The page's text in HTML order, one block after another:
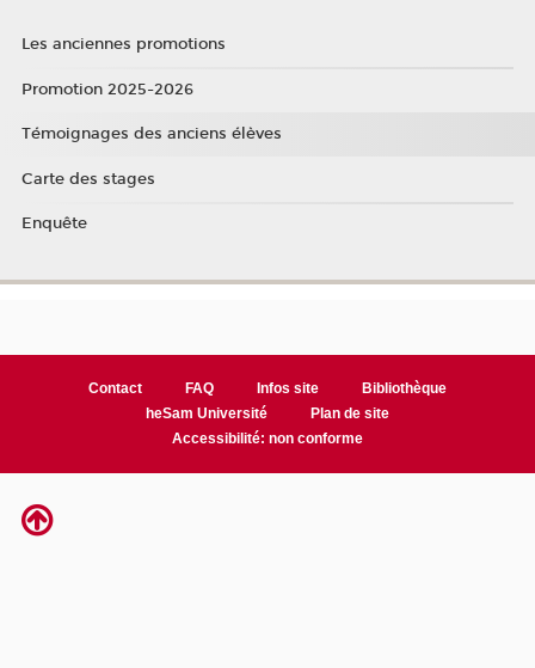
Les anciennes promotions
Promotion 2025-2026
Témoignages des anciens élèves
Carte des stages
Enquête
Contact FAQ Infos site
Bibliothèque
heSam Université
Plan de site
Accessibilité: non conforme